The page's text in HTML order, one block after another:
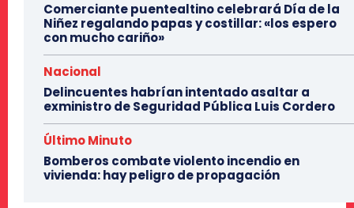
Comerciante puentealtino celebrará Día de la
Niñez regalando papas y costillar: «los espero
con mucho cariño»
Nacional
Delincuentes habrían intentado asaltar a
exministro de Seguridad Pública Luis Cordero
Último Minuto
Bomberos combate violento incendio en
vivienda: hay peligro de propagación